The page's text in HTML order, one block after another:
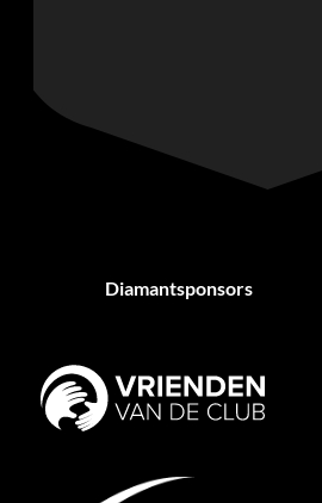
Diamantsponsors